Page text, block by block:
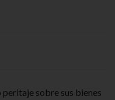
sobre sus bienes